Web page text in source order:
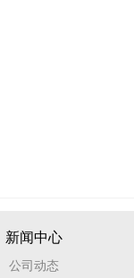
新闻中心
公司动态